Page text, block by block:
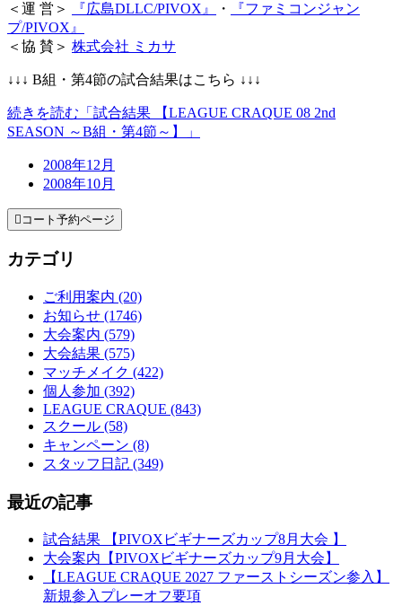
＜運 営＞
『広島DLLC/PIVOX』 ・
『ファミコンジャン
プ/PIVOX』
＜協 賛＞ 株式会社 ミカサ
↓↓↓ B組・第4節の試合結果はこちら ↓↓↓
続きを読む「試合結果 【LEAGUE CRAQUE 08 2nd
SEASON ～B組・第4節～】」
2008年12月
2008年10月
 コート予約ページ
カテゴリ
ご利用案内 (20)
お知らせ (1746)
大会案内 (579)
大会結果 (575)
マッチメイク (422)
個人参加 (392)
LEAGUE CRAQUE (843)
スクール (58)
キャンペーン (8)
スタッフ日記 (349)
最近の記事
試合結果 【PIVOXビギナーズカップ8月大会 】
大会案内【PIVOXビギナーズカップ9月大会】
【LEAGUE CRAQUE 2027 ファーストシーズン参入】
新規参入プレーオフ要項